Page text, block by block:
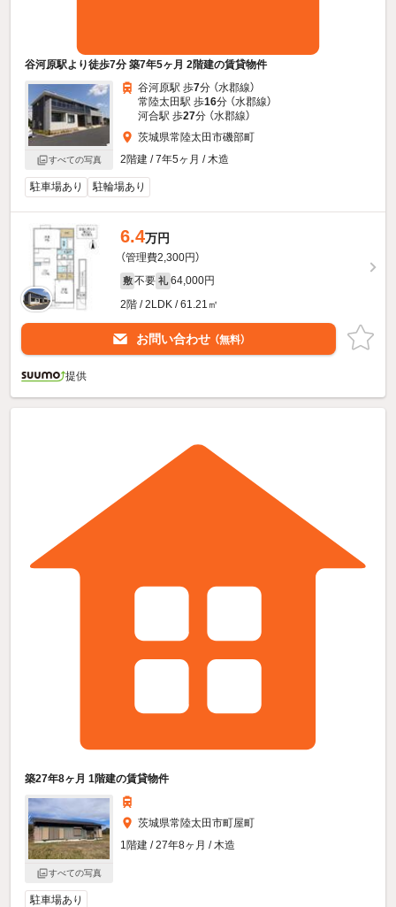
谷河原駅より徒歩7分 築7年5ヶ月 2階建の賃貸物件
すべての写真
谷河原駅 歩7分 （水郡線）
常陸太田駅 歩16分 （水郡線）
河合駅 歩27分 （水郡線）
茨城県常陸太田市磯部町
2階建 / 7年5ヶ月 / 木造
駐車場あり 駐輪場あり
6.4万円
（管理費2,300円）
敷 不要 礼 64,000円
2階 / 2LDK / 61.21㎡
お問い合わせ （無料）
提供
築27年8ヶ月 1階建の賃貸物件
すべての写真
茨城県常陸太田市町屋町
1階建 / 27年8ヶ月 / 木造
駐車場あり